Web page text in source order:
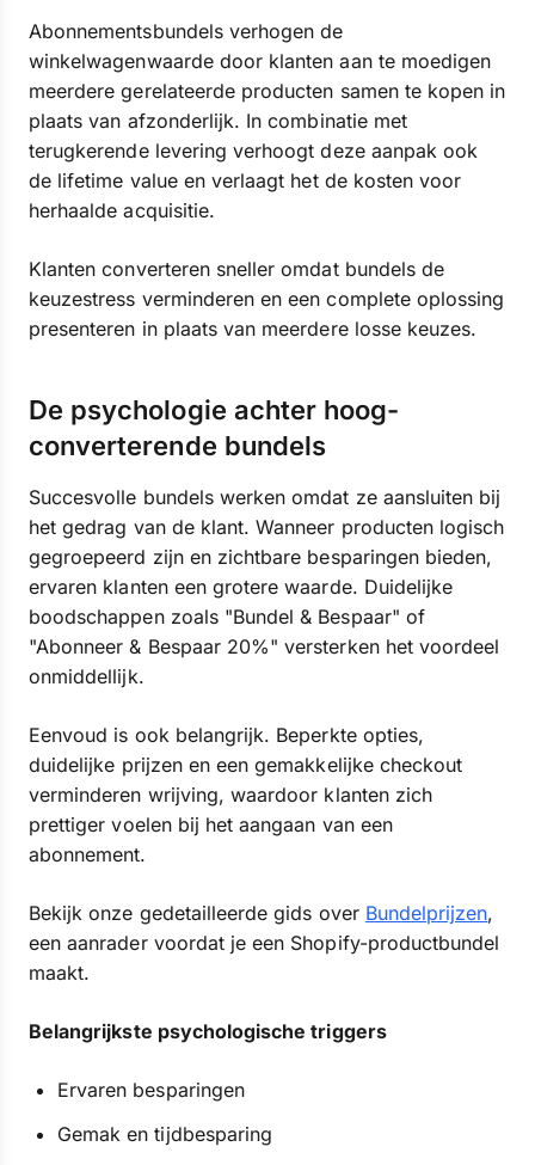
Abonnementsbundels verhogen de
winkelwagenwaarde door klanten aan te moedigen
meerdere gerelateerde producten samen te kopen in
plaats van afzonderlijk. In combinatie met
terugkerende levering verhoogt deze aanpak ook
de lifetime value en verlaagt het de kosten voor
herhaalde acquisitie.
Klanten converteren sneller omdat bundels de
keuzestress verminderen en een complete oplossing
presenteren in plaats van meerdere losse keuzes.
De psychologie achter hoog-
converterende bundels
Succesvolle bundels werken omdat ze aansluiten bij
het gedrag van de klant. Wanneer producten logisch
gegroepeerd zijn en zichtbare besparingen bieden,
ervaren klanten een grotere waarde. Duidelijke
boodschappen zoals "Bundel & Bespaar" of
"Abonneer & Bespaar 20%" versterken het voordeel
onmiddellijk.
Eenvoud is ook belangrijk. Beperkte opties,
duidelijke prijzen en een gemakkelijke checkout
verminderen wrijving, waardoor klanten zich
prettiger voelen bij het aangaan van een
abonnement.
Bekijk onze gedetailleerde gids over Bundelprijzen,
een aanrader voordat je een Shopify-productbundel
maakt.
Belangrijkste psychologische triggers
Ervaren besparingen
Gemak en tijdbesparing